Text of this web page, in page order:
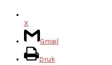
X
Gmail
Druk